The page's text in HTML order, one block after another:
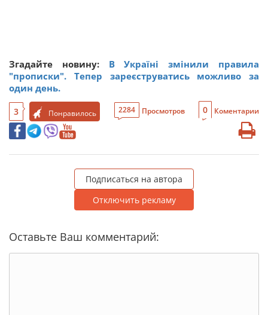
Згадайте новину:
В Україні змінили правила
"прописки". Тепер зареєструватись можливо за
один день.
3 Понравилось 2284 Просмотров 0 Коментарии
Подписаться на автора
Отключить рекламу
Оставьте Ваш комментарий: